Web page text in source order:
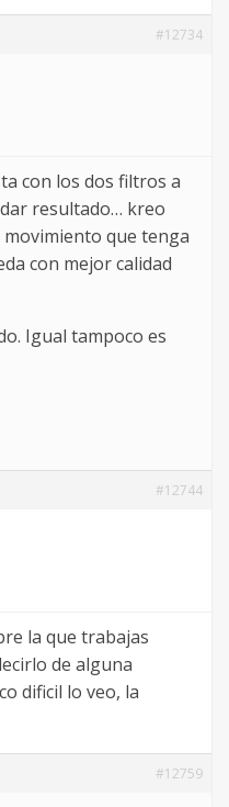
#12734
con los dos filtros a
resultado… kreo
movimiento que tenga
con mejor calidad
Igual tampoco es
#12744
la que trabajas
de alguna
dificil lo veo, la
#12759